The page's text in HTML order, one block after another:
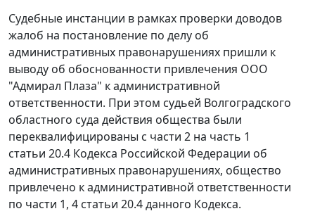
Судебные инстанции в рамках проверки доводов
жалоб на постановление по делу об
административных правонарушениях пришли к
выводу об обоснованности привлечения ООО
"Адмирал Плаза" к административной
ответственности. При этом судьей Волгоградского
областного суда действия общества были
переквалифицированы с части 2 на часть 1
статьи 20.4 Кодекса Российской Федерации об
административных правонарушениях, общество
привлечено к административной ответственности
по части 1, 4 статьи 20.4данного Кодекса.